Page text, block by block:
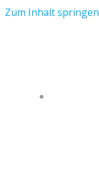
Zum Inhalt springen